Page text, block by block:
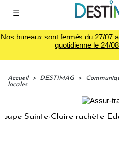
☰
Nos bureaux sont fermés du 27/07
quotidienne le 24/
Accueil > DESTIMAG >
locales
Sainte-Claire rachète Eden